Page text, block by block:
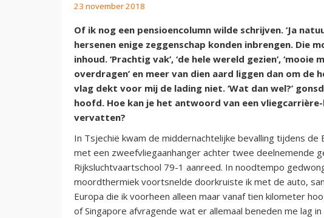
23 november 2018
Of ik nog een pensioencolumn wilde schrijven. ‘Ja
hersenen enige zeggenschap konden inbrengen. Die
inhoud. ‘Prachtig vak’, ‘de hele wereld gezien’,
overdragen’ en meer van dien aard liggen dan om
vlag dekt voor mij de lading niet. ‘Wat dan wel?’
hoofd. Hoe kan je het antwoord van een
vervatten?
In Tsjechië kwam de middernachtelijke bevalling tijdens de
met een zweefvliegaanhanger achter twee deelnemende
Rijksluchtvaartschool 79-1 aanreed. In noodtempo
moordthermiek voortsnelde doorkruiste ik met de auto,
Europa die ik voorheen alleen maar vanaf tien kilometer
of Singapore afvragende wat er allemaal beneden me lag